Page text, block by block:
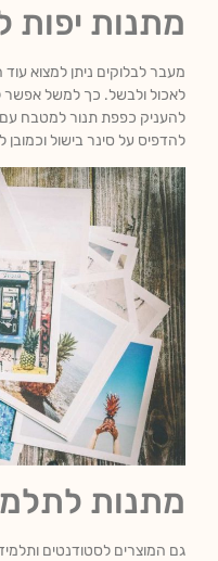
מתנות יפות
מעבר לבלוקים ניתן למצוא
לאכול ולבשל. כך למשל אפשר
להעניק כפפת תנור למטבח
להדפיס על סינר בישול
מתנות
גם המוצרים לסטודנטים